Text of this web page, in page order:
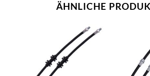
ÄHNLICHE